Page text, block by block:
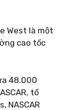
West là một
cao tốc
48.000
tổ
NASCAR